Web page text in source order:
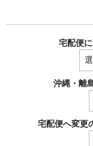
宅配便
沖縄・離
宅配便へ変更